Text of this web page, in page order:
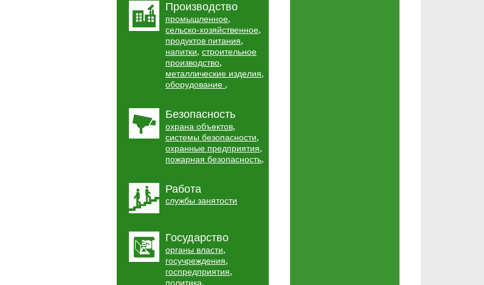
Производство
промышленное,
сельско-хозяйственное,
продуктов питания,
напитки, строительное
производство,
металлические изделия,
оборудование ,
Безопасность
охрана объектов,
системы безопасности,
охранные предприятия,
пожарная безопасность,
Работа
службы занятости
Государство
органы власти,
госучреждения,
госпредприятия,
политика,